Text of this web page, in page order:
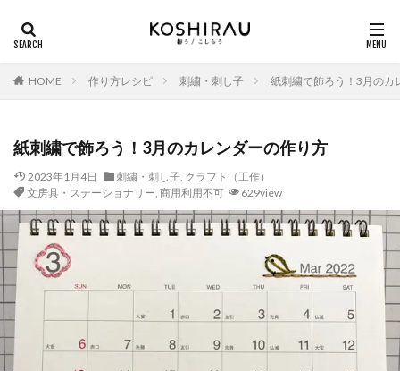
HOME 作り方レシピ 刺繍・刺し子 紙刺繍で飾ろう！3月のカ
紙刺繍で飾ろう！3月のカレンダーの作り方
2023年1月4日 刺繍・刺し子, クラフト（工作）
文房具・ステーショナリー, 商用利用不可 629view